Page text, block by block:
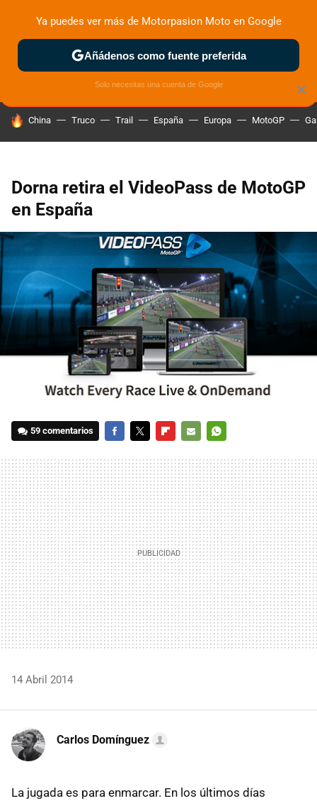
ZONA DE PRUEBAS DEPORTIVAS MOTOS ELÉCTRICAS
HOY SE HABLA DE
China Truco Trail España Europa MotoGP
Dorna retira el VideoPass de MotoGP
en España
59 comentarios
MAIL
14 Abril 2014
Carlos Domínguez
La jugada es para enmarcar. En los últimos días
×
Ya puedes ver más de Motorpasion Moto en Google
Añádenos como fuente preferida
Solo necesitas una cuenta de Google